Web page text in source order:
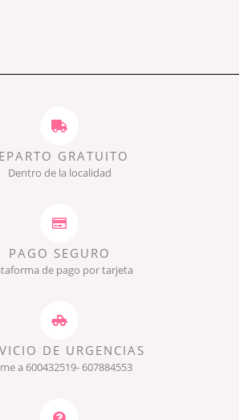
GRATUITO
Dentro de la localidad
PAGO SEGURO
de pago por tarjeta
DE URGENCIAS
a 600432519- 607884553